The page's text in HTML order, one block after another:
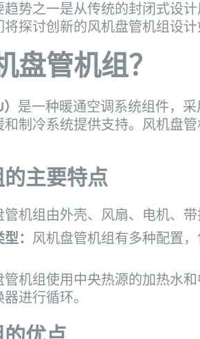
趋势之一是从传统的封闭式设
探讨创新的风机盘管机组设
盘管机组？
是一种暖通空调系统组件，
制冷系统提供支持。风机盘
主要特点
管机组由外壳、风扇、电机、
： 风机盘管机组有多种配置
管机组使用中央热源的加热水
进行循环。